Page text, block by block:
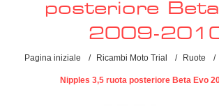
posteriore
2009-
Pagina iniziale / Ricambi Moto Trial / Ruote /
Nipples 3,5 ruota posteriore Beta Evo